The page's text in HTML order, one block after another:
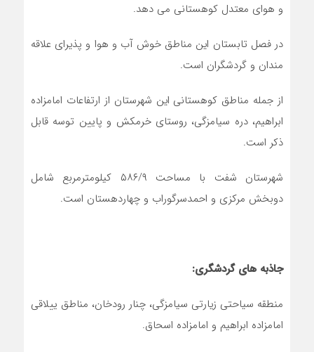
و هوای معتدل کوهستانی می دهد.
در فصل تابستان این مناطق خوش آب و هوا و پذیرای علاقه
مندان و گردشگران است.
از جمله مناطق کوهستانی این شهرستان از ارتفاعات امامزاده
ابراهیم، دره سیامزگی، روستای خرمکش و پایین توسه قابل
ذکر است.
شهرستان شفت با مساحت ۵۸۶/۹ کیلومترمربع شامل
دوبخش مرکزی و احمدسرگوراب و چهاردهستان است.
جاذبه های گردشگری:
منطقه سیاحتی زیارتی سیامزگی، چنار رودخان، مناطق ییلاقی
امامزاده ابراهیم و امامزاده اسحاق.